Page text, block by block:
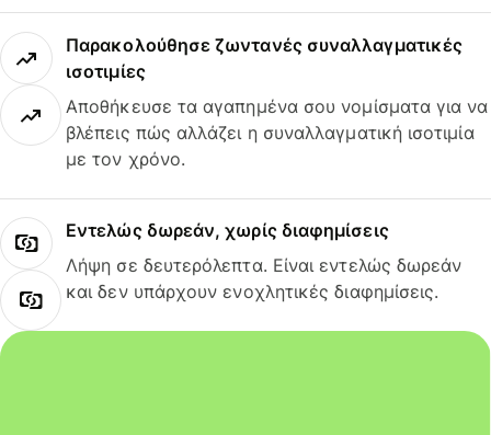
Παρακολούθησε ζωντανές συναλλαγματικές
ισοτιμίες
Αποθήκευσε τα αγαπημένα σου νομίσματα για να
βλέπεις πώς αλλάζει η συναλλαγματική ισοτιμία
με τον χρόνο.
Εντελώς δωρεάν, χωρίς διαφημίσεις
Λήψη σε δευτερόλεπτα. Είναι εντελώς δωρεάν
και δεν υπάρχουν ενοχλητικές διαφημίσεις.